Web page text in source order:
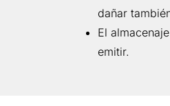
dañar
El
emitir.